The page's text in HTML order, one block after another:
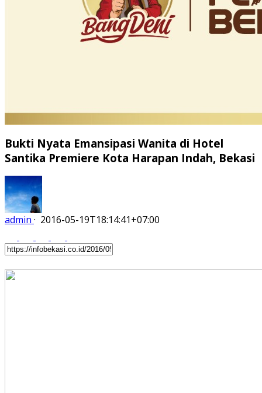
Bukti Nyata Emansipasi Wanita di Hotel
Santika Premiere Kota Harapan Indah, Bekasi
admin · 2016-05-19T18:14:41+07:00